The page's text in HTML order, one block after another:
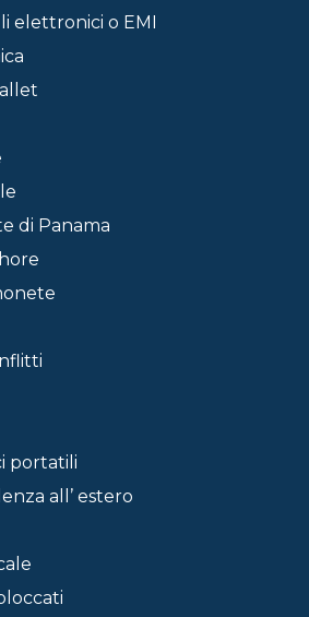
elettronici o EMI
di Panama
portatili
all’ estero